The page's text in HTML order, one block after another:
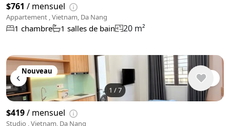
$761 / mensuel
Appartement , Vietnam, Da Nang
1 chambre 1 salles de bain 20 m²
1 /7
Nouveau
$419/ mensuel
Studio , Vietnam, Da Nang